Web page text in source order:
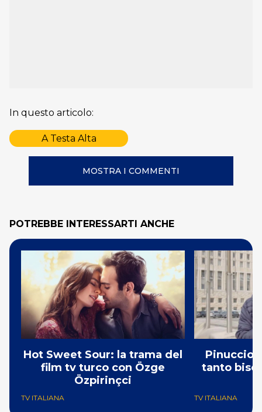
In questo articolo:
A Testa Alta
MOSTRA I COMMENTI
POTREBBE INTERESSARTI ANCHE
Hot Sweet Sour: la trama del
film tv turco con Özge
Özpirinçci
TV ITALIANA
Pinuccio:
tanto
TV ITALIANA